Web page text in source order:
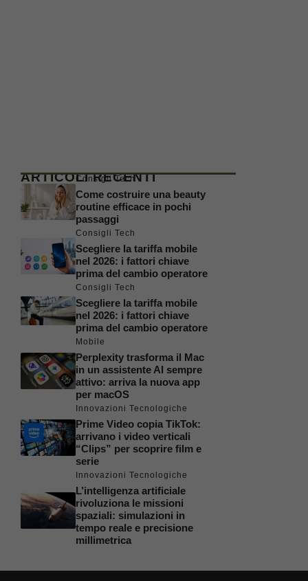
ARTICOLI RECENTI
Consigli Tech
Come costruire una beauty
routine efficace in pochi
passaggi
Consigli Tech
Scegliere la tariffa mobile
nel 2026: i fattori chiave
prima del cambio operatore
Consigli Tech
Scegliere la tariffa mobile
nel 2026: i fattori chiave
prima del cambio operatore
Mobile
Perplexity trasforma il Mac
in un assistente AI sempre
attivo: arriva la nuova app
per macOS
Innovazioni Tecnologiche
Prime Video copia TikTok:
arrivano i video verticali
“Clips” per scoprire film e
serie
Innovazioni Tecnologiche
L’intelligenza artificiale
rivoluziona le missioni
spaziali: simulazioni in
tempo reale e precisione
millimetrica